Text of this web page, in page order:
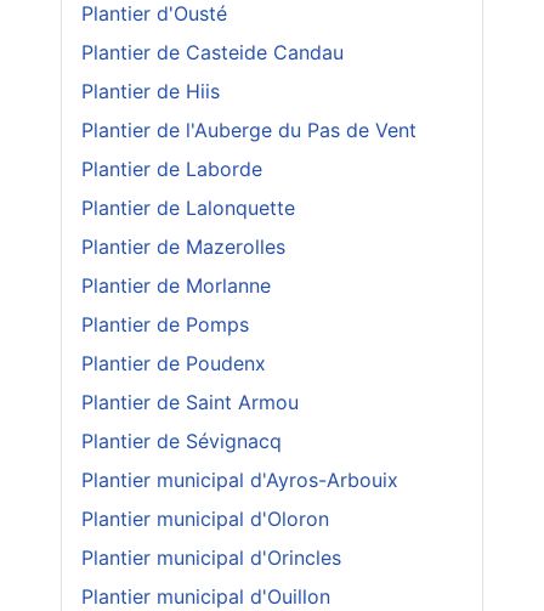
Plantier d'Ousté
Plantier de Casteide Candau
Plantier de Hiis
Plantier de l'Auberge du Pas de Vent
Plantier de Laborde
Plantier de Lalonquette
Plantier de Mazerolles
Plantier de Morlanne
Plantier de Pomps
Plantier de Poudenx
Plantier de Saint Armou
Plantier de Sévignacq
Plantier municipal d'Ayros-Arbouix
Plantier municipal d'Oloron
Plantier municipal d'Orincles
Plantier municipal d'Ouillon